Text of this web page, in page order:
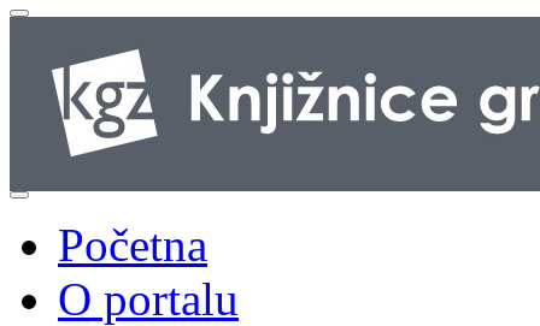
Početna
O portalu